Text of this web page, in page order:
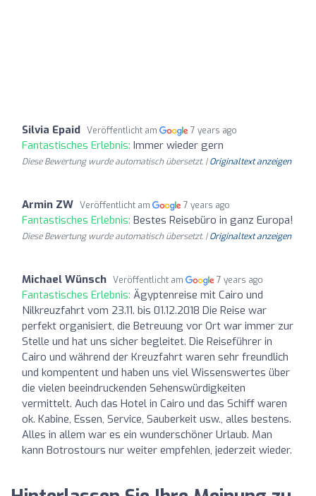
Silvia Epaid Veröffentlicht am 7 years ago
Fantastisches Erlebnis: Immer wieder gern
Diese Bewertung wurde automatisch übersetzt. |Originaltext anzeigen
Armin ZW Veröffentlicht am 7 years ago
Fantastisches Erlebnis: Bestes Reisebüro in ganz Europa!
Diese Bewertung wurde automatisch übersetzt. |Originaltext anzeigen
Michael Wünsch Veröffentlicht am 7 years ago
Fantastisches Erlebnis: Ägyptenreise mit Cairo und
Nilkreuzfahrt vom 23.11. bis 01.12.2018 Die Reise war
perfekt organisiert, die Betreuung vor Ort war immer zur
Stelle und hat uns sicher begleitet. Die Reiseführer in
Cairo und während der Kreuzfahrt waren sehr freundlich
und kompentent und haben uns viel Wissenswertes über
die vielen beeindruckenden Sehenswürdigkeiten
vermittelt. Auch das Hotel in Cairo und das Schiff waren
ok. Kabine, Essen, Service, Sauberkeit usw., alles bestens.
Alles in allem war es ein wunderschöner Urlaub. Man
kann Botrostours nur weiter empfehlen, jederzeit wieder.